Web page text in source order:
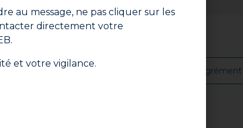
pas au contact de l’air).
16 mm) ou 1 h (pour les raccords de 18 à 28
un rinçage de l’installation pendant au moins 30
de sécurité Fiche
au message, ne pas cliquer sur les
directement votre
et votre vigilance.